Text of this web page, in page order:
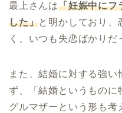
最上さんは「妊娠中にフ
した」と明かしており、
く、いつも失恋ばかりだ
また、結婚に対する強
ず、「結婚というものに
グルマザーという形も考